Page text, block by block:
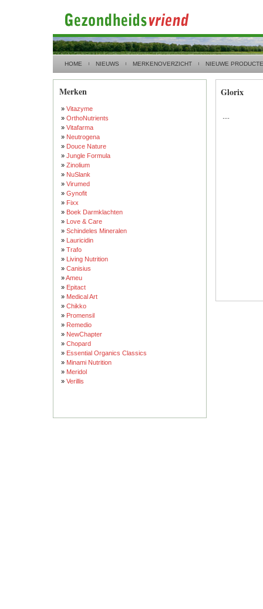
HOME NIEUWS MERKENOVERZICHT NIEUWE
Merken
» Vitazyme
» OrthoNutrients
» Vitafarma
» Neutrogena
» Douce Nature
» Jungle Formula
» Zinolium
» NuSlank
» Virumed
» Gynofit
» Fixx
» Boek Darmklachten
» Love & Care
» Schindeles Mineralen
» Lauricidin
» Trafo
» Living Nutrition
» Canisius
»Ameu
» Epitact
» Medical Art
» Chikko
» Promensil
» Remedio
» NewChapter
» Chopard
» Essential Organics Classics
» Minami Nutrition
» Meridol
» Verillis
Glorix